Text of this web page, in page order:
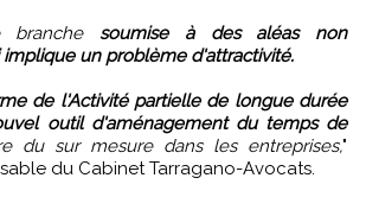
branche soumise à des aléas non
implique un problème d'attractivité.
de l'Activité partielle de longue durée
outil d'aménagement du temps de
du sur mesure dans les entreprises,"
du Cabinet Tarragano-Avocats.